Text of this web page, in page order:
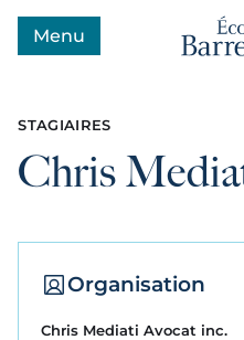
MenuOuvrir le menu
STAGIAIRES
Chris
Organisation
Chris Mediati Avocat inc.